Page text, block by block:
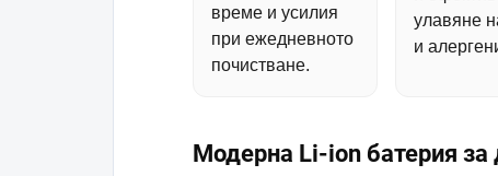
време и усилия
при ежедневното
почистване.
улавяне
и
Модерна Li-ion батерия